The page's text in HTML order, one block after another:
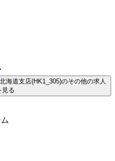
海道支店(HK1_305)のその他の求人
見る